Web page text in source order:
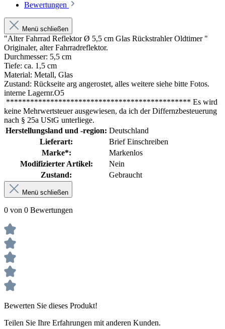
Bewertungen
Menü schließen
"Alter Fahrrad Reflektor Ø 5,5 cm Glas Rückstrahler Oldtimer "
Originaler, alter Fahrradreflektor.
Durchmesser: 5,5 cm
Tiefe: ca. 1,5 cm
Material: Metall, Glas
Zustand: Rückseite arg angerostet, alles weitere siehe bitte Fotos.
interne Lagernr.O5
********************************************** Es wird
keine Mehrwertsteuer ausgewiesen, da ich der Differnzbesteuerung
nach § 25a UStG unterliege.
Herstellungsland und -region: Deutschland
Lieferart:
Brief Einschreiben
Marke*:
Markenlos
Modifizierter Artikel:
Nein
Zustand:
Gebraucht
Menü schließen
0 von 0 Bewertungen
Bewerten Sie dieses Produkt!
Teilen Sie Ihre Erfahrungen mit anderen Kunden.